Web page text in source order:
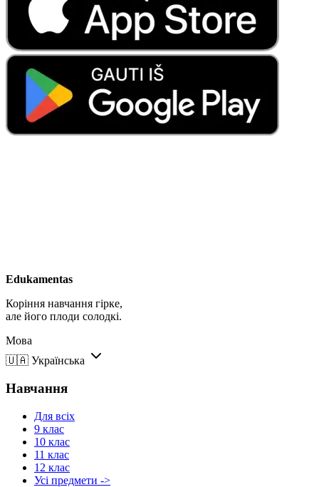
Edukamentas
Коріння навчання гірке,
але його плоди солодкі.
Мова
🇺🇦 Українська
Навчання
Для всіх
9 клас
10 клас
11 клас
12 клас
Усі предмети ->